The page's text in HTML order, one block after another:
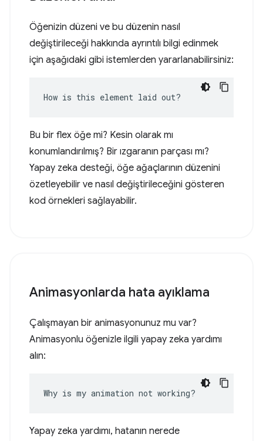
Öğenizin düzeni ve bu düzenin nasıl
değiştirileceği hakkında ayrıntılı bilgi edinmek
için aşağıdaki gibi istemlerden yararlanabilirsiniz:
How is this element laid out?
Bu bir flex öğe mi? Kesin olarak mı
konumlandırılmış? Bir ızgaranın parçası mı?
Yapay zeka desteği, öğe ağaçlarının düzenini
özetleyebilir ve nasıl değiştirileceğini gösteren
kod örnekleri sağlayabilir.
Animasyonlarda hata ayıklama
Çalışmayan bir animasyonunuz mu var?
Animasyonlu öğenizle ilgili yapay zeka yardımı
alın:
Why is my animation not working?
Yapay zeka yardımı, hatanın nerede